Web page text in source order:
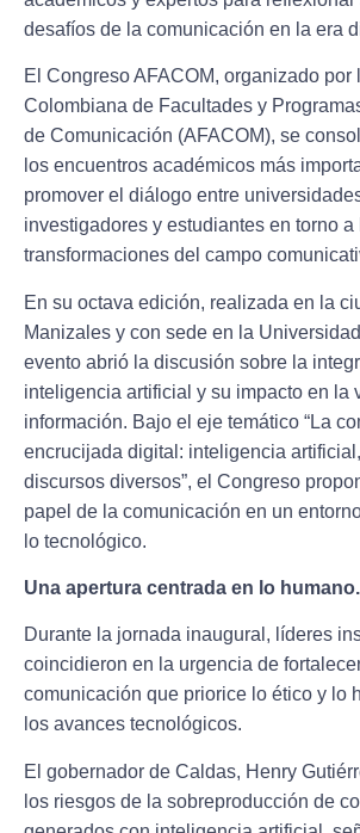
desafíos de la comunicación en la era
El Congreso AFACOM, organizado por
Colombiana de Facultades y
de Comunicación (AFACOM), se
los encuentros académicos más
promover el diálogo entre
investigadores y estudiantes en torno a
transformaciones del campo
En su octava edición, realizada en la
Manizales y con sede en la
evento abrió la discusión sobre la
inteligencia artificial y su impacto en la
información. Bajo el eje temático “La
encrucijada digital: inteligencia
discursos diversos”, el Congreso
papel de la comunicación en un
lo tecnológico.
Una apertura centrada en lo humano.
Durante la jornada inaugural, líderes
coincidieron en la urgencia de
comunicación que priorice lo ético y lo
los avances tecnológicos.
El gobernador de Caldas, Henry
los riesgos de la sobreproducción de